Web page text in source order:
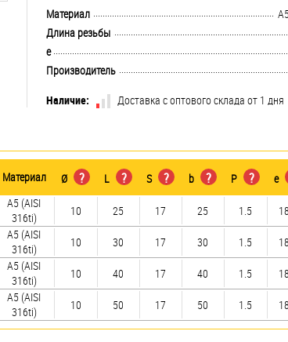
Материал
Длина резьбы
e
Производитель
Наличие:
Доставка с оптового склада от 1 дня
Материал Ø ? L ? S ? b ? P ? e
А5 (AISI
316ti)
10 25 17 25 1.5
А5 (AISI
316ti)
10 30 17 30 1.5
А5 (AISI
316ti)
10 40 17 40 1.5
А5 (AISI
316ti)
10 50 17 50 1.5